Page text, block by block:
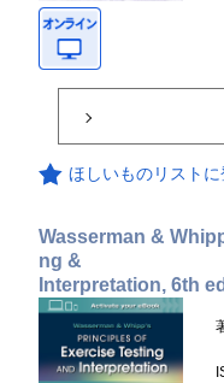
ほしいものリストに
Wasserman &
ng &
Interpretation, 6th